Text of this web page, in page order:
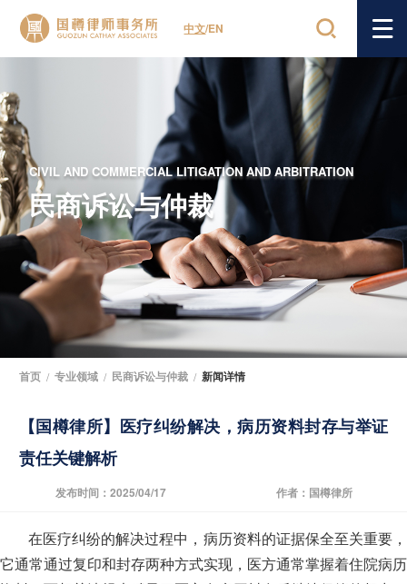
中文/EN
CIVIL AND COMMERCIAL LITIGATION AND ARBITRATION
民商诉讼与仲裁
首页 / 专业领域 / 民商诉讼与仲裁 / 新闻详情
【国樽律所】医疗纠纷解决，病历资料封存与举证
责任关键解析
发布时间：2025/04/17 作者：国樽律所
在医疗纠纷的解决过程中，病历资料的证据保全至关重要，
它通常通过复印和封存两种方式实现，医方通常掌握着住院病历